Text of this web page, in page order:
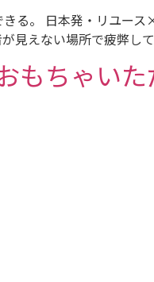
る。 日本発・リユー
見えない場所で疲弊
もちゃい